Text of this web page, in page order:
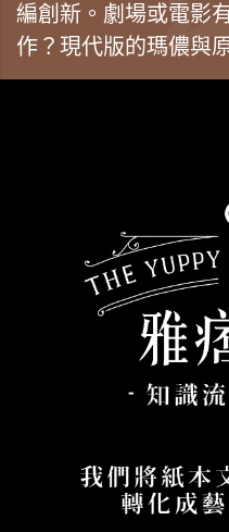
編創新。劇場或電影
作？現代版的瑪儂與